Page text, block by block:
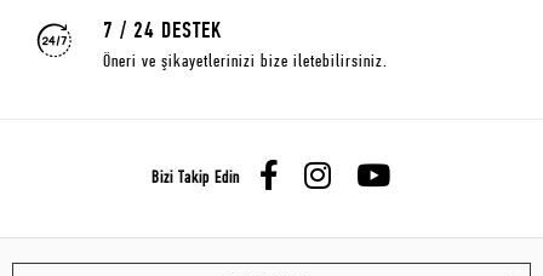
7 / 24 DESTEK
Öneri ve şikayetlerinizi bize iletebilirsiniz.
Bizi Takip Edin